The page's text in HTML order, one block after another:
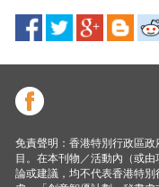
免責聲明：香港特別行政區
目。在本刊物／活動內（或
論或建議，均不代表香港特